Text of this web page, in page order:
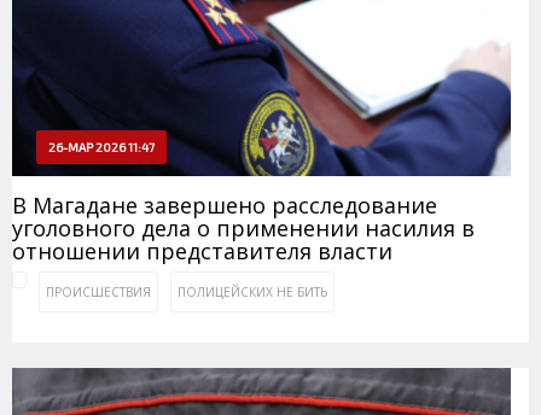
26-МАР 2026 11:47
В Магадане завершено расследование
уголовного дела о применении насилия в
отношении представителя власти
ПРОИСШЕСТВИЯ ПОЛИЦЕЙСКИХ НЕ БИТЬ